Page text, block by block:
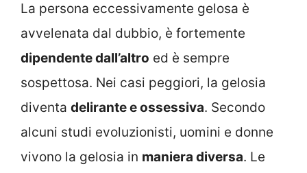
La persona eccessivamente gelosa è
avvelenata dal dubbio, è fortemente
dipendente dall’altro ed è sempre
sospettosa. Nei casi peggiori, la gelosia
diventa delirante e ossessiva. Secondo
alcuni studi evoluzionisti, uomini e donne
vivono la gelosia in maniera diversa. Le